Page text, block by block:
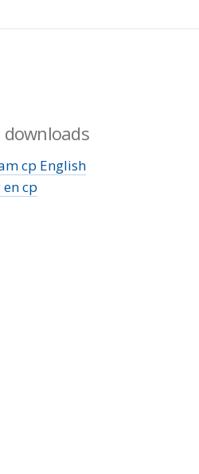
downloads
cp English
cp